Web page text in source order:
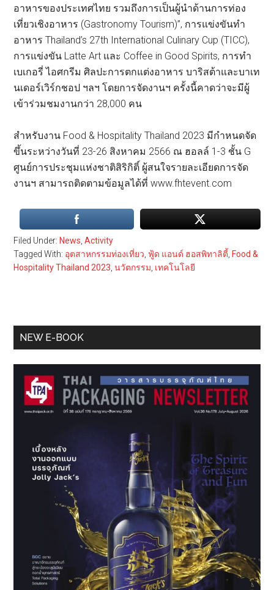
อาหารของประเทศไทย รวมถึงการเป็นผู้นำด้านการท่อง
เที่ยวเชิงอาหาร (Gastronomy Tourism)”, การแข่งขันทำ
อาหาร Thailand’s 27th International Culinary Cup (TICC),
การแข่งขัน Latte Art และ Coffee in Good Spirits, การทำ
เบเกอรี่ ไอศกรีม ศิลปะการตกแต่งอาหาร บาริสต้าและบาเท
นเดอร์เวิร์กชอป ฯลฯ โดยการจัดงานฯ ครั้งนี้คาดว่าจะมีผู้
เข้าร่วมชมงานกว่า 28,000 คน
สำหรับงาน Food & Hospitality Thailand 2023 มีกำหนดจัด
ขึ้นระหว่างวันที่ 23-26 สิงหาคม 2566 ณ ฮอลล์ 1-3 ชั้น G
ศูนย์การประชุมแห่งชาติสิริกิติ์ ผู้สนใจรายละเอียดการจัด
งานฯ สามารถติดตามข้อมูลได้ที่ www.fhtevent.com
Filed Under: News ,Activity
Tagged With: อุตสาหกรรมท่องเที่ยว ฟู้ด แอนด์ ฮอสพิทาลิตี้ Food &
Hospitality Thailand 2023 ,นวัตกรรม เทคโนโลยี
Primary
NEW E-BOOK